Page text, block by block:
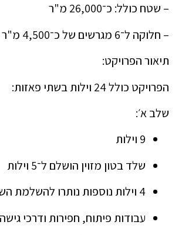
– שטח כולל: כ־26,000 מ"ר
– חלוקה ל־6 מגרשים של כ־4,500 מ"ר כל אחד
תיאור הפרויקט:
הפרויקט כולל 24 וילות בשתי פאזות:
שלב א׳:
9 וילות
שלד בטון מזוין הושלם ל־5 וילות
4 וילות נוספות נותרו להשלמת השלד
עבודות פיתוח, חפירות ודרכי